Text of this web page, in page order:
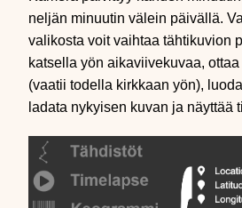
neljän minuutin välein päivällä.
valikosta voit vaihtaa tähtikuvion
katsella yön aikaviivekuvaa,
(vaatii todella kirkkaan yön),
ladata nykyisen kuvan ja näyttää